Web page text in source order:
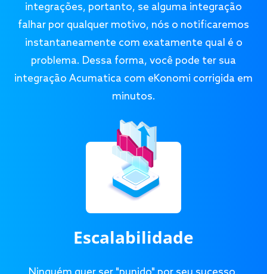
integrações, portanto, se alguma integração
falhar por qualquer motivo, nós o notificaremos
instantaneamente com exatamente qual é o
problema. Dessa forma, você pode ter sua
integração Acumatica com eKonomi corrigida em
minutos.
Escalabilidade